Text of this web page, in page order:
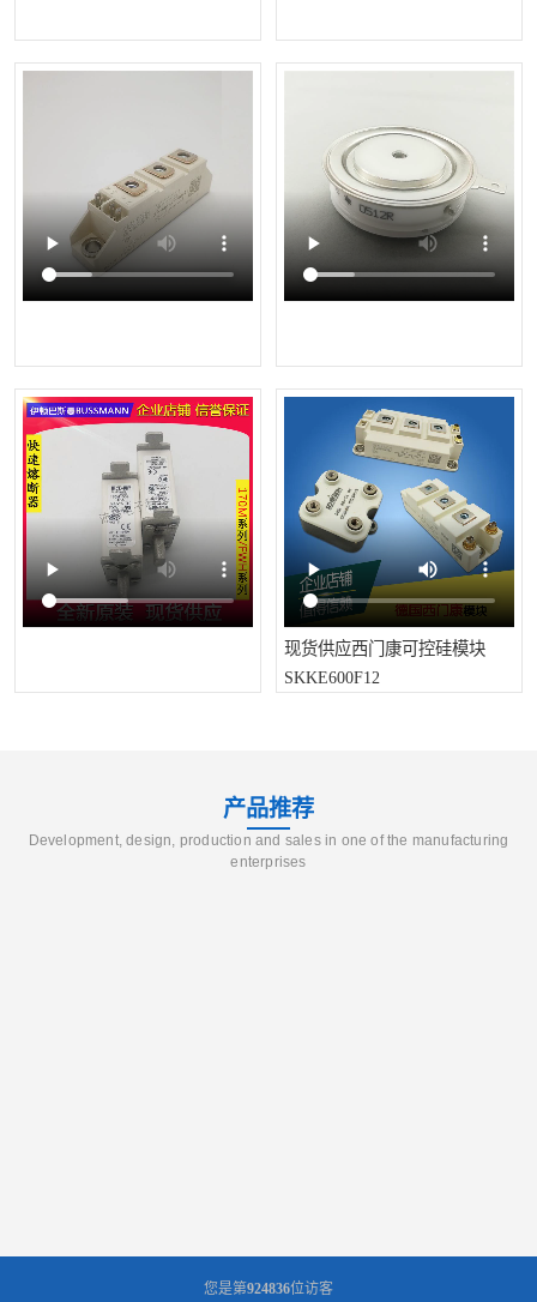
现货供应西门康可控硅模块
SKKE600F12
产品推荐
Development, design, production and sales in one of the manufacturing
enterprises
您是第924836位访客